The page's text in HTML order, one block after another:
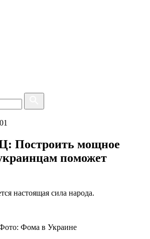
Построить мощное
поможет
настоящая сила народа.
Фома в Украине